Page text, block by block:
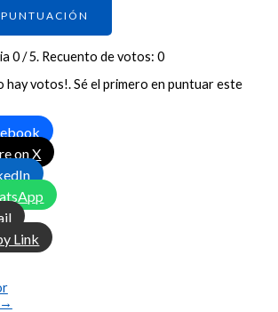
0/ 5. Recuento de votos:0
hay votos!. Sé el primero en puntuar este
on X
Link
→